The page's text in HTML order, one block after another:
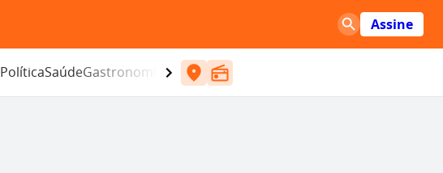
Assine
PolíticaSaúdeGastronomia Entretenimento